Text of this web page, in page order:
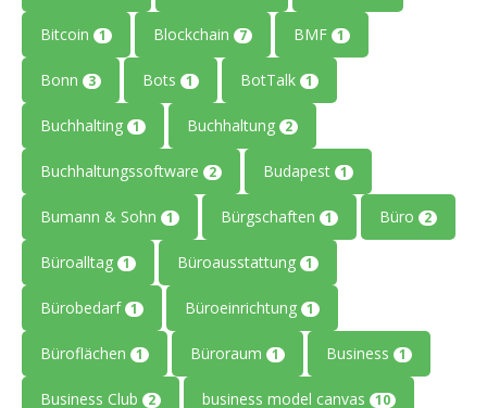
Bitcoin 1 Blockchain 7 BMF 1
Bonn 3 Bots 1 BotTalk 1
Buchhalting 1 Buchhaltung 2
Buchhaltungssoftware 2 Budapest 1
Bumann & Sohn 1 Bürgschaften 1 Büro 2
Büroalltag 1 Büroausstattung 1
Bürobedarf 1 Büroeinrichtung 1
Büroflächen 1 Büroraum 1 Business 1
Business Club 2 business model canvas 10